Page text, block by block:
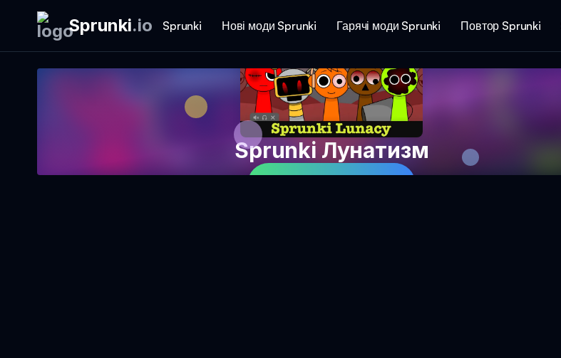
Sprunki.io Sprunki Нові моди Sprunki Гарячі моди Sprunki Повтор Sprunki
Sprunki Лунатизм